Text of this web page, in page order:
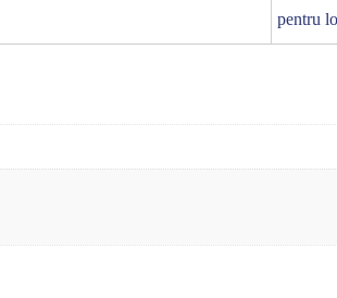
pentru